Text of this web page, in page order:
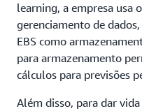
learning, a empresa usa
gerenciamento de
EBS como
para armazenamento
cálculos para previsões
Além disso, para dar